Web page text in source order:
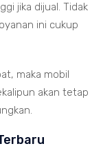
jika dijual. Tidak
ini cukup
maka mobil
akan tetap